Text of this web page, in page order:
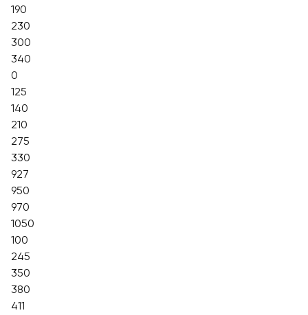
190
230
300
340
0
125
140
210
275
330
927
950
970
1050
100
245
350
380
411